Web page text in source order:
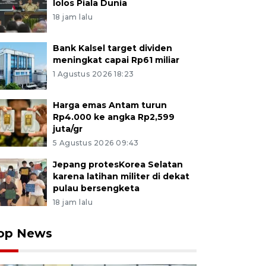
lolos Piala Dunia
18 jam lalu
Bank Kalsel target dividen
meningkat capai Rp61 miliar
1 Agustus 2026 18:23
Harga emas Antam turun
Rp4.000 ke angka Rp2,599
juta/gr
5 Agustus 2026 09:43
Jepang protesKorea Selatan
karena latihan militer di dekat
pulau bersengketa
18 jam lalu
News